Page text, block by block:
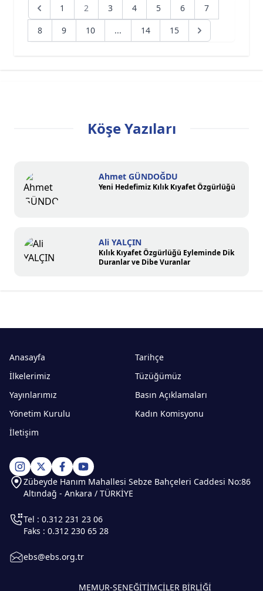
1 2 3 4 5 6
7
8
9 10 ... 14 15
Köşe Yazıları
Ahmet GÜNDOĞDU
Yeni Hedefimiz Kılık Kıyafet Özgürlüğü
Ali YALÇIN
Kılık Kıyafet Özgürlüğü Eyleminde Dik
Duranlar ve Dibe Vuranlar
Anasayfa
Tarihçe
İlkelerimiz
Tüzüğümüz
Yayınlarımız
Basın Açıklamaları
Yönetim Kurulu
Kadın Komisyonu
İletişim
MEMUR-SENEĞİTİMCİLER BİRLİĞİ
Zübeyde Hanım Mahallesi Sebze Bahçeleri Caddesi No:86
Altındağ - Ankara / TÜRKİYE
Tel : 0.312 231 23 06
Faks : 0.312 230 65 28
ebs@ebs.org.tr